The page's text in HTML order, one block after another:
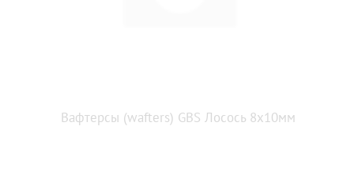
Вафтерсы (wafters) GBS Лосось 8x10мм